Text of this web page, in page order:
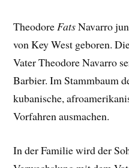
TheodoreFatsNavarro
von Key West geboren.
Vater Theodore Navarro
Barbier. Im Stammbaum
kubanische,
Vorfahren ausmachen.
In der Familie wird der